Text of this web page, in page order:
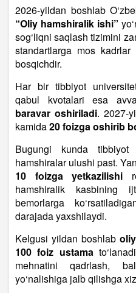
2026-yildan boshlab
“Oliy hamshiralik ishi”
sog‘liqni saqlash tizimini
standartlarga mos kadrlar
bosqichdir.
Har bir tibbiyot
qabul kvotalari esa
baravar oshiriladi. 2027-
kamida20 foizga oshirib
Bugungi kunda tibbiyot
hamshiralar ulushi past.
10 foizga yetkazilishi
hamshiralik kasbining
bemorlarga
darajada yaxshilaydi.
Kelgusi yildan boshlab
100 foiz ustama
mehnatini qadrlash,
yo‘nalishiga jalb qilishga